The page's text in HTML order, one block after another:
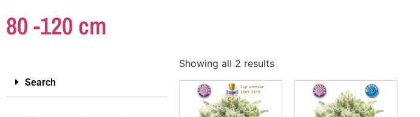
80 -120 cm
Search
Showing all 2 results